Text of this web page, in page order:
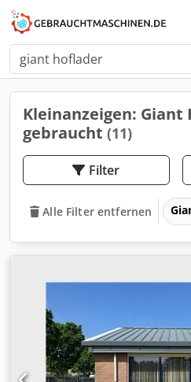
Kleinanzeigen: Giant
gebraucht (11)
Filter
Alle Filter entfernen